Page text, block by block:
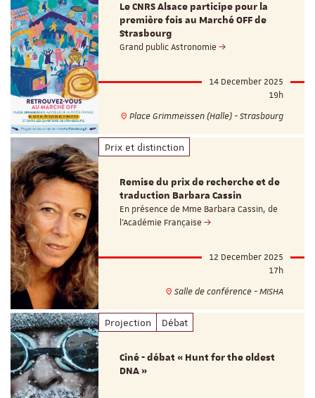
Le CNRS Alsace participe pour la
première fois au Marché OFF de
Strasbourg
Grand public Astronomie
14 December 2025
19h
Place Grimmeissen (Halle) - Strasbourg
Prix et distinction
Remise du prix de recherche et de
traduction Barbara Cassin
En présence de Mme Barbara Cassin, de
l’Académie Française
12 December 2025
17h
Salle de conférence - MISHA
Projection Débat
Ciné - débat « Hunt for the oldest
DNA »